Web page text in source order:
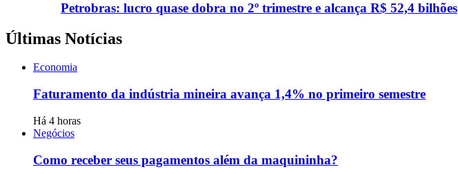
Petrobras: lucro quase dobra no 2º trimestre e alcança R$ 52,4 bilhões
Últimas Notícias
Economia
Faturamento da indústria mineira avança 1,4% no primeiro semestre
Há 4 horas
Negócios
Como receber seus pagamentos além da maquininha?